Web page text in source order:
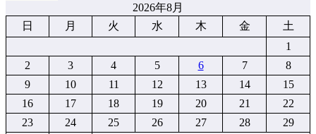
2026年8月
日
月 火 水 木 金
土
1
2
3 4 5 6 7
8
9
10 11 12 13 14
15
16
17 18 19 20 21
22
23
24 25 26 27 28
29